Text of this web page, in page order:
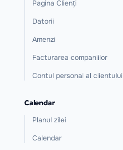
Pagina Clienți
Datorii
Amenzi
Facturarea companiilor
Contul personal al clientului
Calendar
Planul zilei
Calendar